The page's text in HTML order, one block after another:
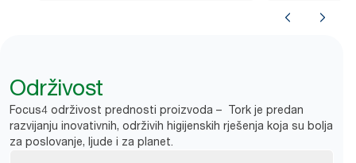
Održivost
Focus4 održivost prednosti proizvoda – Tork je predan
razvijanju inovativnih, održivih higijenskih rješenja koja su bolja
za poslovanje, ljude i za planet.